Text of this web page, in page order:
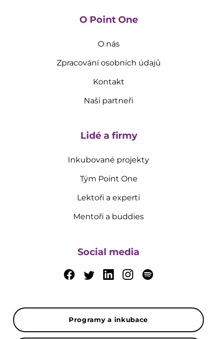
O Point One
O nás
Zpracování osobních údajů
Kontakt
Naši partneři
Lidé a firmy
Inkubované projekty
Tým Point One
Lektoři a experti
Mentoři a buddies
Social media
Programy a inkubace